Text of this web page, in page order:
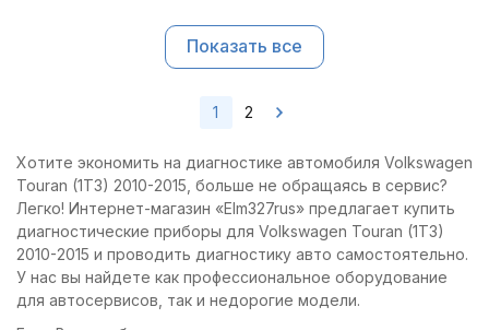
Показать все
1 2
Хотите экономить на диагностике автомобиля Volkswagen
Touran (1T3) 2010-2015, больше не обращаясь в сервис?
Легко! Интернет-магазин «Elm327rus» предлагает купить
диагностические приборы для Volkswagen Touran (1T3)
2010-2015 и проводить диагностику авто самостоятельно.
У нас вы найдете как профессиональное оборудование
для автосервисов, так и недорогие модели.